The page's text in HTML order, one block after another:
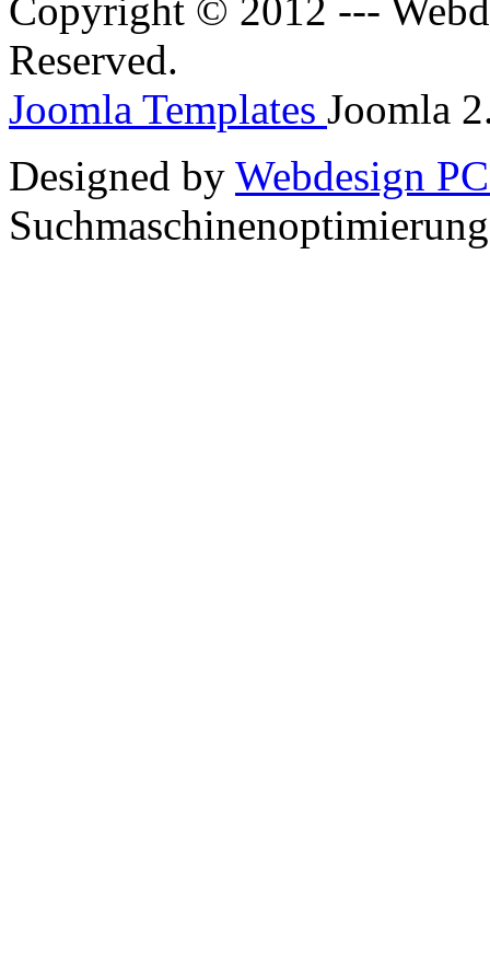
Copyright © 2012 ---
Reserved.
Joomla Templates Joomla
Designed by Webdesign